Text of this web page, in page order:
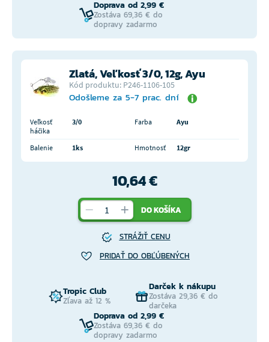
Doprava od 2,99 €
Zostáva 69,36 € do
dopravy zadarmo
Zlatá, Veľkosť 3/0, 12g, Ayu
Kód produktu: P246-1106-105
Odošleme za 5-7 prac. dní
Veľkosť
háčika
3/0 Farba Ayu
Balenie 1ks Hmotnosť 12gr
10,64 €
DO KOŠÍKA
STRÁŽIŤ CENU
PRIDAŤ DO OBĽÚBENÝCH
Tropic Club
Zľava až 12 %
Darček k nákupu
Zostáva 29,36 € do
darčeka
Doprava od 2,99 €
Zostáva 69,36 € do
dopravy zadarmo